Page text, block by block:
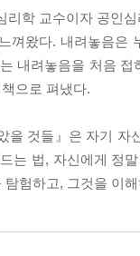
리학 교수이자 공인
껴왔다. 내려놓음은
내려놓음을 처음
으로 펴냈다.
을 것들』은 자기
는 법, 자신에게 정
험하고, 그것을 이